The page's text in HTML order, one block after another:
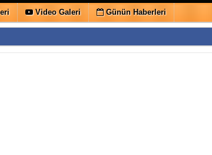
Video Galeri Günün Haberleri